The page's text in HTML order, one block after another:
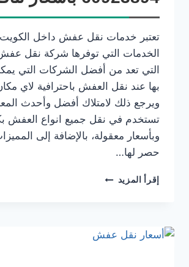
تعتبر خدمات نقل عفش داخل
الخدمات التي توفرها شركة نقل
التي تعد من أفضل الشركات التي
بها عند نقل العفش باحترافية لاي
ويرجع ذلك لامتلاك أفضل وأحدث
تستخدم في نقل جميع انواع العفش
وبأسعار معقولة، بالإضافة إلى
حصر لها…
إقرأ المزيد